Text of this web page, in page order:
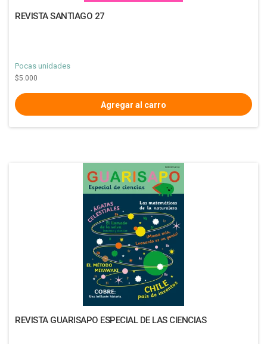
REVISTA SANTIAGO 27
Pocas unidades
$5.000
REVISTA GUARISAPO ESPECIAL DE LAS CIENCIAS